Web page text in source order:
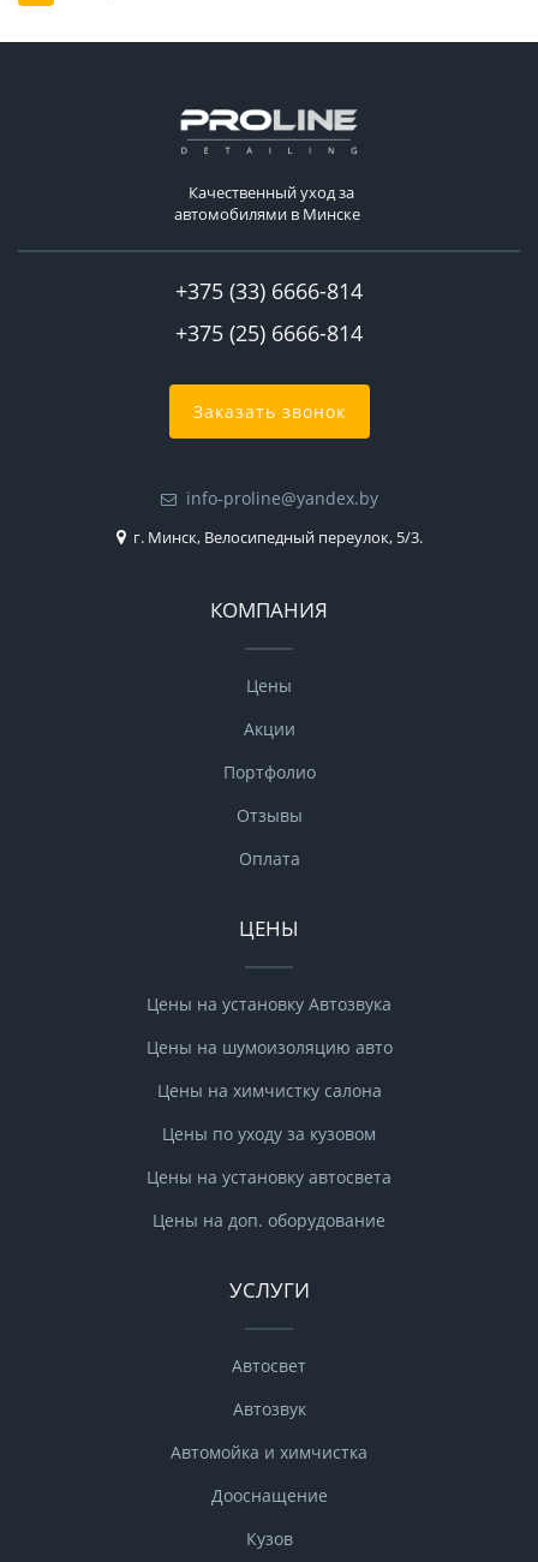
Качественный уход за
автомобилями в Минске
+375 (33) 6666-814
+375 (25) 6666-814
Заказать звонок
info-proline@yandex.by
г. Минск, Велосипедный переулок, 5/3.
КОМПАНИЯ
Цены
Акции
Портфолио
Отзывы
Оплата
ЦЕНЫ
Цены на установку Автозвука
Цены на шумоизоляцию авто
Цены на химчистку салона
Цены по уходу за кузовом
Цены на установку автосвета
Цены на доп. оборудование
УСЛУГИ
Автосвет
Автозвук
Автомойка и химчистка
Дооснащение
Кузов